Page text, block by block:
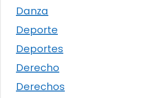
Danza
Deporte
Deportes
Derecho
Derechos